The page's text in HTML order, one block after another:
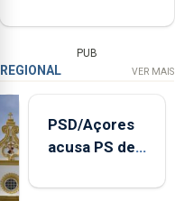
PUB
REGIONAL VER MAIS
PSD/Açores
acusa PS de
contraditória"